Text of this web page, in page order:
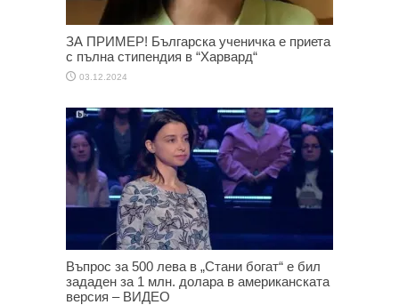
ЗА ПРИМЕР! Българска ученичка е приета
с пълна стипендия в “Харвард“
03.12.2024
Въпрос за 500 лева в „Стани богат“ е бил
зададен за 1 млн. долара в американската
версия – ВИДЕО